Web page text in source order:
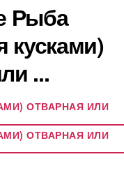
Рыба
кусками)
...
ОТВАРНАЯ ИЛИ
ОТВАРНАЯ ИЛИ